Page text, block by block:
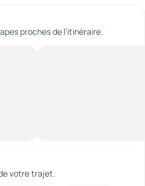
proches de l’itinéraire.
votre trajet.